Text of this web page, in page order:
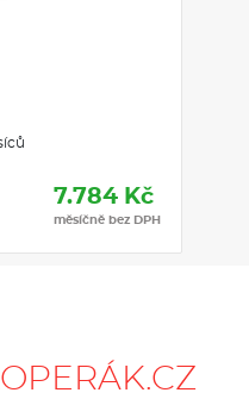
7.784 Kč
měsíčně bez DPH